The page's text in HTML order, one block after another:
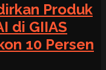
Produk
di GIIAS
10 Persen